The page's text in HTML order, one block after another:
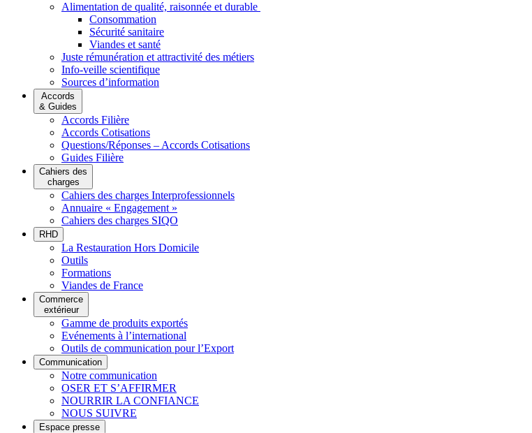
Alimentation de qualité, raisonnée et durable
Consommation
Sécurité sanitaire
Viandes et santé
Juste rémunération et attractivité des métiers
Info-veille scientifique
Sources d’information
Accords
& Guides
Accords Filière
Accords Cotisations
Questions/Réponses – Accords Cotisations
Guides Filière
Cahiers des
charges
Cahiers des charges Interprofessionnels
Annuaire « Engagement »
Cahiers des charges SIQO
RHD
La Restauration Hors Domicile
Outils
Formations
Viandes de France
Commerce
extérieur
Gamme de produits exportés
Evénements à l’international
Outils de communication pour l’Export
Communication
Notre communication
OSER ET S’AFFIRMER
NOURRIR LA CONFIANCE
NOUS SUIVRE
Espace presse